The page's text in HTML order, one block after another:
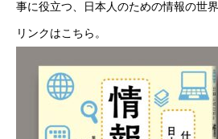
事に役立つ、日本人のための情報の世
リンクはこちら 。